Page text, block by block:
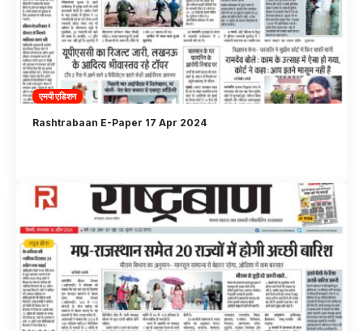
एमपी एडिशन
Rashtrabaan E-Paper 17 Apr 2024